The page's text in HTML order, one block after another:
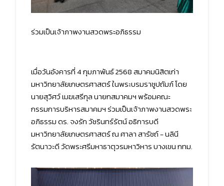
ร่วมเป็นเจ้าภาพงานสวดพระอภิธรรม
เมื่อวันอังคารที่ 4 กุมภาพันธ์ 2568 สมาคมนิสิตเก่า
มหาวิทยาลัยเกษตรศาสตร์ ในพระบรมราชูปถัมภ์ โดย
นายสุวิศว์ เมฆเสรีกุล นายกสมาคมฯ พร้อมคณะ
กรรมการบริหารสมาคมฯ ร่วมเป็นเจ้าภาพงานสวดพระ
อภิธรรม ดร. จงรัก วัชรินทร์รัตน์ อธิการบดี
มหาวิทยาลัยเกษตรศาสตร์ ณ ศาลา สารัชถ์ - นลินี
รัตนาวะดี วัดพระศรีมหาธาตุวรมหาวิหาร บางเขน กทม.